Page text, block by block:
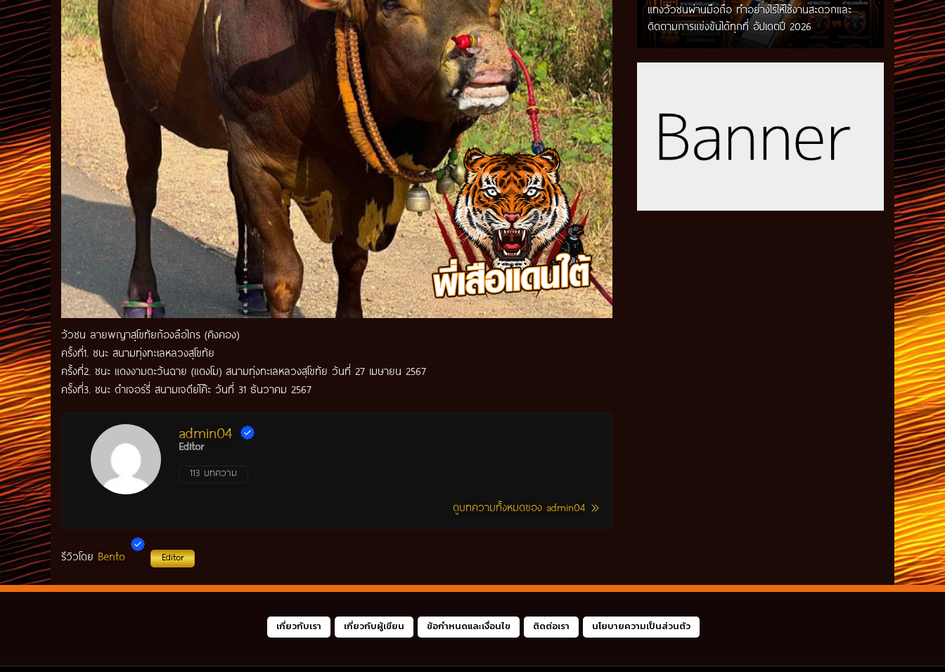
วัวชน ลายพญาสุโขทัยก้องลือไกร (คิงคอง)
ครั้งที่1. ชนะ สนามทุ่งทะเลหลวงสุโขทัย
ครั้งที่2. ชนะ แดงงามตะวันฉาย (แตงโม) สนามทุ่งทะเลหลวงสุโขทัย วันที่ 27 เมษายน 2567
ครั้งที่3. ชนะ ดำเจอร์รี่ สนามเจดีย์โค๊ะ วันที่ 31 ธันวาคม 2567
admin04
Editor
113 บทความ
ดูบทความทั้งหมดของ admin04
รีวิวโดย Bento Editor
แทงวัวชนผ่านมือถือ ทำอย่างไรให้ใช้งานสะดวกและ
ติดตามการแข่งขันได้ทุกที่ อัปเดตปี 2026
เกี่ยวกับเรา เกี่ยวกับผู้เขียน ข้อกำหนดและเงื่อนไข ติดต่อเรา นโยบายความเป็นส่วนตัว